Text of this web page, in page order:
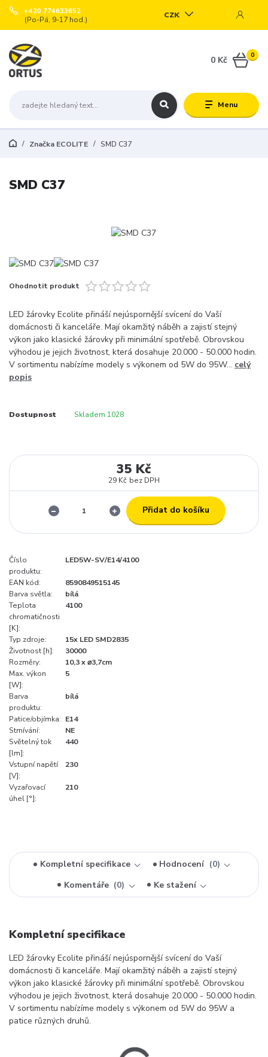
Menu
CZK
+420 774633652
(Po-Pá, 9-17 hod.)
0
0 Kč
Značka ECOLITE SMD C37
SMD C37
Ohodnotit produkt
LED žárovky Ecolite přináší nejúspornější svícení do Vaší
domácnosti či kanceláře. Mají okamžitý náběh a zajistí stejný
výkon jako klasické žárovky při minimální spotřebě. Obrovskou
výhodou je jejich životnost, která dosahuje 20.000 - 50.000 hodin.
V sortimentu nabízíme modely s výkonem od 5W do 95W... celý
popis
Dostupnost Skladem 1028
35 Kč
29 Kč bez DPH
Přidat do košíku
Číslo
produktu:
LED5W-SV/E14/4100
EAN kód:
8590849515145
Barva světla:
bílá
Teplota
chromatičnosti
[K]:
4100
Typ zdroje:
15x LED SMD2835
Životnost [h]:
30000
Rozměry:
10,3 x ⌀3,7cm
Max. výkon
[W]:
5
Barva
produktu:
bílá
Patice/objímka: E14
Stmívání:
NE
Světelný tok
[lm]:
440
Vstupní napětí
[V]:
230
Vyzařovací
úhel [°]:
210
Kompletní specifikace Hodnocení
0
Komentáře
0 Ke stažení
Kompletní specifikace
LED žárovky Ecolite přináší nejúspornější svícení do Vaší
domácnosti či kanceláře. Mají okamžitý náběh a zajistí stejný
výkon jako klasické žárovky při minimální spotřebě. Obrovskou
výhodou je jejich životnost, která dosahuje 20.000 - 50.000 hodin.
V sortimentu nabízíme modely s výkonem od 5W do 95W a
patice různých druhů.